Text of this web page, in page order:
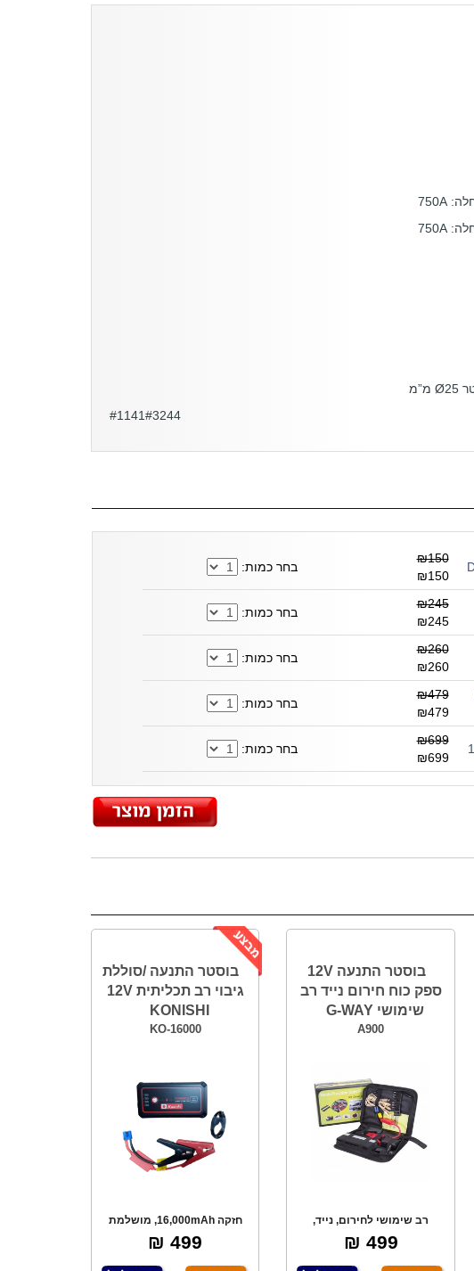
#1141#3244
₪150
₪150
בחר כמות:
₪245
₪245
בחר כמות:
₪260
₪260
בחר כמות:
₪479
₪479
בחר כמות:
₪699
₪699
בחר כמות:
בוסטר התנעה 12V
ספק כוח חירום נייד רב
שימושי G-WAY
A900
רב שימושי לחירום, נייד,
להתנעת רכבי דיזל
499 ₪
בוסטר התנעה /סוללת
גיבוי רב תכליתית 12V
KONISHI
KO-16000
חזקה 16,000mAh, מושלמת
להתנעת רכבים, טלפ
499 ₪